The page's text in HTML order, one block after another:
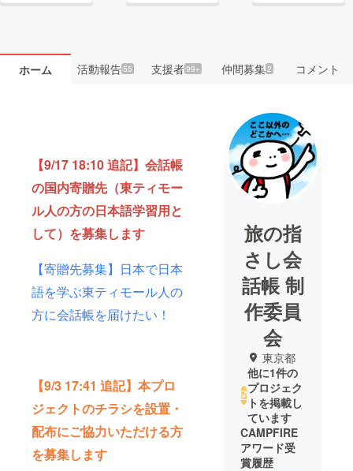
ホーム 活動報告55 支援者99+ 仲間募集2 コメント
【9/17 18:10 追記】会話帳
の国内寄贈先（東ティモー
ル人の方の日本語学習用と
して）を募集します
【寄贈先募集】日本で日本
語を学ぶ東ティモール人の
方に会話帳を届けたい！
【9/3 17:41 追記】本プロ
ジェクトのチラシを設置・
配布にご協力いただける方
を募集します
旅の指
さし会
話帳 制
作委員
会
東京都
他に1件の
プロジェク
トを掲載し
ています
CAMPFIRE
アワード受
賞履歴